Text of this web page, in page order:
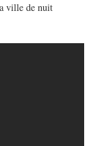
ville de nuit